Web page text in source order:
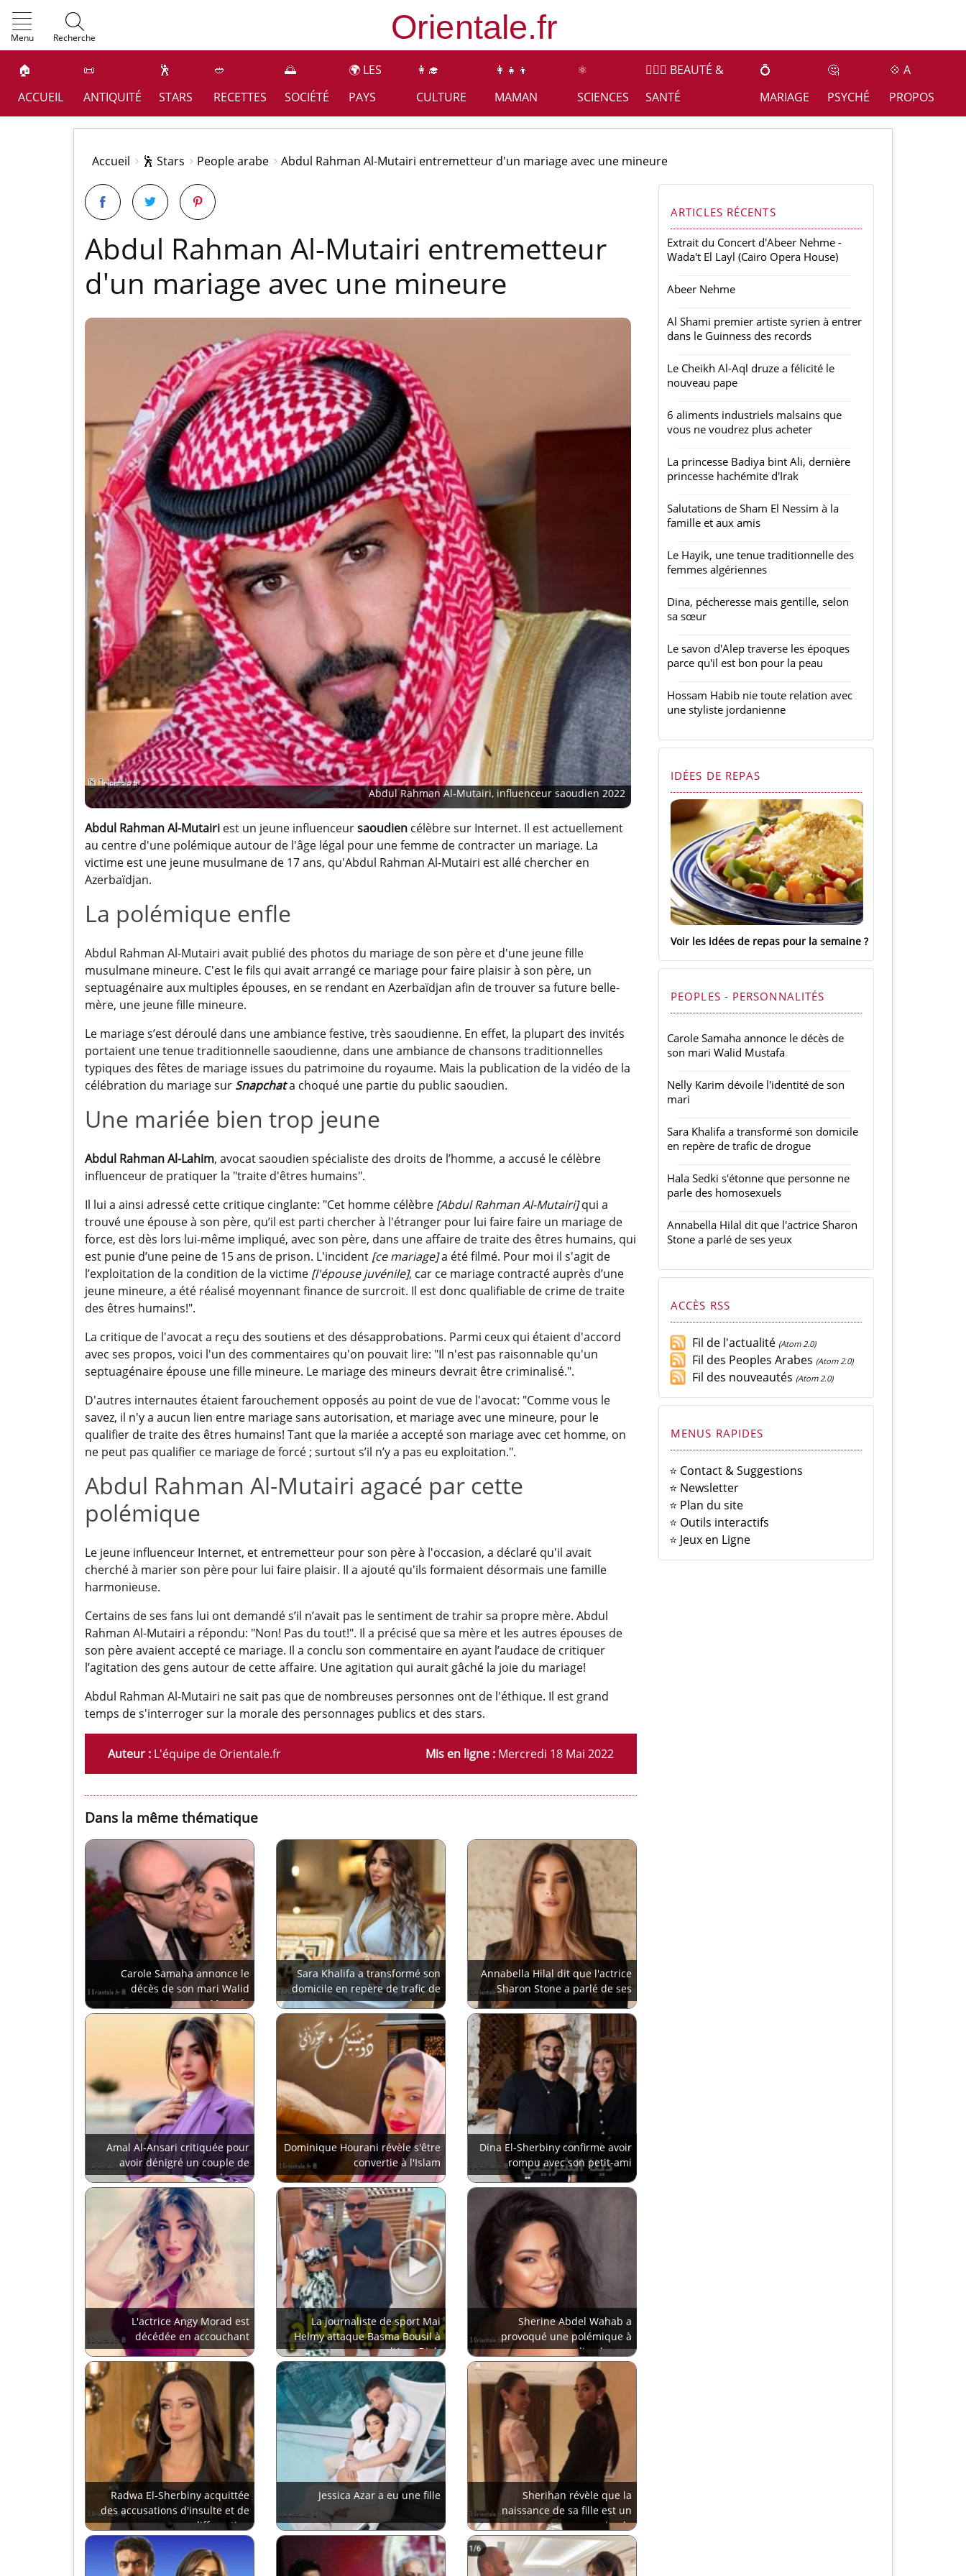
Menu Recherche
🏠
ACCUEIL
📜
ANTIQUITÉ
🕺
STARS
🥙
RECETTES
🌅
SOCIÉTÉ
🌍 LES
PAYS
👩‍🎓
CULTURE
👩‍👧‍👦
MAMAN
⚛️
SCIENCES
👩🏻‍⚕️ BEAUTÉ &
SANTÉ
💍
MARIAGE
🤔
PSYCHÉ
💠 A
PROPOS
Accueil 🕺 Stars People arabe Abdul Rahman Al-Mutairi entremetteur d'un mariage avec une mineure
Abdul Rahman Al-Mutairi entremetteur
d'un mariage avec une mineure
Abdul Rahman Al-Mutairi, influenceur saoudien 2022
Abdul Rahman Al-Mutairi est un jeune influenceursaoudien célèbre sur Internet. Il est actuellement
au centre d'une polémique autour de l'âge légal pour une femme de contracter un mariage. La
victime est une jeune musulmane de 17 ans, qu'Abdul Rahman Al-Mutairi est allé chercher en
Azerbaïdjan.
La polémique enfle
Abdul Rahman Al-Mutairi avait publié des photos du mariage de son père et d'une jeune fille
musulmane mineure. C'est le fils qui avait arrangé ce mariage pour faire plaisir à son père, un
septuagénaire aux multiples épouses, en se rendant en Azerbaïdjan afin de trouver sa future belle-
mère, une jeune fille mineure.
Le mariage s’est déroulé dans une ambiance festive, très saoudienne. En effet, la plupart des invités
portaient une tenue traditionnelle saoudienne, dans une ambiance de chansons traditionnelles
typiques des fêtes de mariage issues du patrimoine du royaume. Mais la publication de la vidéo de la
célébration du mariage sur Snapchata choqué une partie du public saoudien.
Une mariée bien trop jeune
Abdul Rahman Al-Lahim, avocat saoudien spécialiste des droits de l’homme, a accusé le célèbre
influenceur de pratiquer la "traite d'êtres humains".
Il lui a ainsi adressé cette critique cinglante: "Cet homme célèbre [Abdul Rahman Al-Mutairi]qui a
trouvé une épouse à son père, qu’il est parti chercher à l'étranger pour lui faire faire un mariage de
force, est dès lors lui-même impliqué, avec son père, dans une affaire de traite des êtres humains, qui
est punie d’une peine de 15 ans de prison. L'incident [ce mariage]a été filmé. Pour moi il s'agit de
l’exploitation de la condition de la victime [l'épouse juvénile], car ce mariage contracté auprès d’une
jeune mineure, a été réalisé moyennant finance de surcroit. Il est donc qualifiable de crime de traite
des êtres humains!".
La critique de l'avocat a reçu des soutiens et des désapprobations. Parmi ceux qui étaient d'accord
avec ses propos, voici l'un des commentaires qu'on pouvait lire: "Il n'est pas raisonnable qu'un
septuagénaire épouse une fille mineure. Le mariage des mineurs devrait être criminalisé.".
D'autres internautes étaient farouchement opposés au point de vue de l'avocat: "Comme vous le
savez, il n'y a aucun lien entre mariage sans autorisation, et mariage avec une mineure, pour le
qualifier de traite des êtres humains! Tant que la mariée a accepté son mariage avec cet homme, on
ne peut pas qualifier ce mariage de forcé ; surtout s’il n’y a pas eu exploitation.".
Abdul Rahman Al-Mutairi agacé par cette
polémique
Le jeune influenceur Internet, et entremetteur pour son père à l'occasion, a déclaré qu'il avait
cherché à marier son père pour lui faire plaisir. Il a ajouté qu'ils formaient désormais une famille
harmonieuse.
Certains de ses fans lui ont demandé s’il n’avait pas le sentiment de trahir sa propre mère. Abdul
Rahman Al-Mutairi a répondu: "Non! Pas du tout!". Il a précisé que sa mère et les autres épouses de
son père avaient accepté ce mariage. Il a conclu son commentaire en ayant l’audace de critiquer
l’agitation des gens autour de cette affaire. Une agitation qui aurait gâché la joie du mariage!
Abdul Rahman Al-Mutairi ne sait pas que de nombreuses personnes ont de l'éthique. Il est grand
temps de s'interroger sur la morale des personnages publics et des stars.
Auteur : L'équipe de Orientale.fr Mis en ligne : Mercredi 18 Mai 2022
Dans la même thématique
Carole Samaha annonce le
décès de son mari Walid
Mustafa
Sara Khalifa a transformé son
domicile en repère de trafic de
drogue
Annabella Hilal dit que l'actrice
Sharon Stone a parlé de ses
yeux
Amal Al-Ansari critiquée pour
avoir dénigré un couple de
musulmans
Dominique Hourani révèle s'être
convertie à l'Islam
Dina El-Sherbiny confirme avoir
rompu avec son petit-ami
L'actrice Angy Morad est
décédée en accouchant
La journaliste de sport Mai
Helmy attaque Basma Bousil à
cause d'Amr Diab
Sherine Abdel Wahab a
provoqué une polémique à
cause d'un lapsus
Radwa El-Sherbiny acquittée
des accusations d'insulte et de
diffamation
Jessica Azar a eu une fille
Sherihan révèle que la
naissance de sa fille est un
miracle
ARTICLES RÉCENTS
Extrait du Concert d'Abeer Nehme -
Wada't El Layl (Cairo Opera House)
Abeer Nehme
Al Shami premier artiste syrien à entrer
dans le Guinness des records
Le Cheikh Al-Aql druze a félicité le
nouveau pape
6 aliments industriels malsains que
vous ne voudrez plus acheter
La princesse Badiya bint Ali, dernière
princesse hachémite d'Irak
Salutations de Sham El Nessim à la
famille et aux amis
Le Hayik, une tenue traditionnelle des
femmes algériennes
Dina, pécheresse mais gentille, selon
sa sœur
Le savon d'Alep traverse les époques
parce qu'il est bon pour la peau
Hossam Habib nie toute relation avec
une styliste jordanienne
IDÉES DE REPAS
Voir les idées de repas pour la semaine
PEOPLES - PERSONNALITÉS
Carole Samaha annonce le décès de
son mari Walid Mustafa
Nelly Karim dévoile l'identité de son
mari
Sara Khalifa a transformé son domicile
en repère de trafic de drogue
Hala Sedki s'étonne que personne ne
parle des homosexuels
Annabella Hilal dit que l'actrice Sharon
Stone a parlé de ses yeux
ACCÈS RSS
Fil de l'actualité (Atom 2.0)
Fil des Peoples Arabes (Atom 2.0)
Fil des nouveautés (Atom 2.0)
MENUS RAPIDES
⭐ Contact & Suggestions
⭐ Newsletter
⭐ Plan du site
⭐ Outils interactifs
⭐ Jeux en Ligne